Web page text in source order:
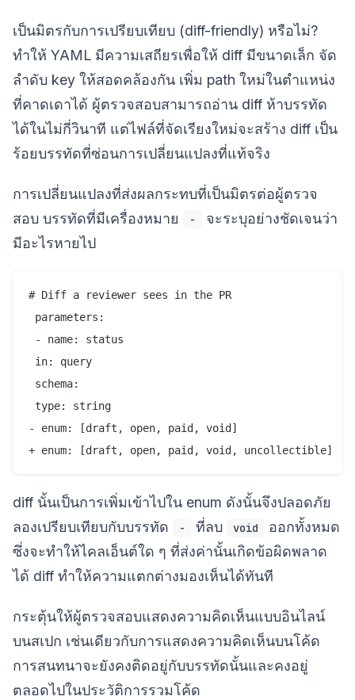
เป็นมิตรกับการเปรียบเทียบ (diff-friendly) หรือไม่?
ทำให้ YAML มีความเสถียรเพื่อให้ diff มีขนาดเล็ก จัด
ลำดับ key ให้สอดคล้องกัน เพิ่ม path ใหม่ในตำแหน่ง
ที่คาดเดาได้ ผู้ตรวจสอบสามารถอ่าน diff ห้าบรรทัด
ได้ในไม่กี่วินาที แต่ไฟล์ที่จัดเรียงใหม่จะสร้าง diff เป็น
ร้อยบรรทัดที่ซ่อนการเปลี่ยนแปลงที่แท้จริง
การเปลี่ยนแปลงที่ส่งผลกระทบที่เป็นมิตรต่อผู้ตรวจ
สอบ บรรทัดที่มีเครื่องหมาย
-
จะระบุอย่างชัดเจนว่า
มีอะไรหายไป
# Diff a reviewer sees in the PR
parameters:
- name: status
in: query
schema:
type: string
- enum: [draft, open, paid, void]
diff นั้นเป็นการเพิ่มเข้าไปใน enum ดังนั้นจึงปลอดภัย
ลองเปรียบเทียบกับบรรทัด
- ที่ลบ void
ออกทั้งหมด
ซึ่งจะทำให้ไคลเอ็นต์ใด ๆ ที่ส่งค่านั้นเกิดข้อผิดพลาด
ได้ diff ทำให้ความแตกต่างมองเห็นได้ทันที
กระตุ้นให้ผู้ตรวจสอบแสดงความคิดเห็นแบบอินไลน์
บนสเปก เช่นเดียวกับการแสดงความคิดเห็นบนโค้ด
การสนทนาจะยังคงติดอยู่กับบรรทัดนั้นและคงอยู่
ตลอดไปในประวัติการรวมโค้ด